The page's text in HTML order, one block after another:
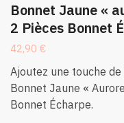
Bonnet Jaune «
2 Pièces Bonnet
42,90 €
Ajoutez une touche
Bonnet Jaune «
Bonnet Écharpe.